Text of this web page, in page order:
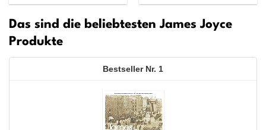
Das sind die beliebtesten James Joyce
Produkte
1